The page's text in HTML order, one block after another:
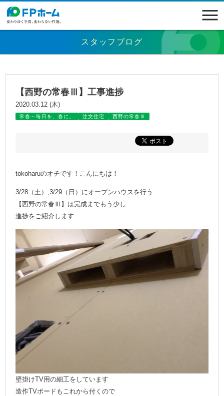
スタッフブログ
【西野の常春Ⅲ】工事進捗
2020.03.12 (木)
常春～毎日を、春に。 注文住宅 西野の常春Ⅲ
tokoharuのオチです！こんにちは！
3/28（土）,3/29（日）にオープンハウスを行う
【西野の常春Ⅲ】は完成までもう少し
進捗をご紹介します
壁掛けTV用の細工をしています
造作TVボードもこれから付くので